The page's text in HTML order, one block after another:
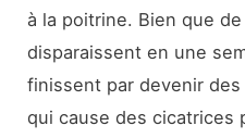
à la poitrine. Bien que
disparaissent en une
finissent par devenir
qui cause des cicatrices